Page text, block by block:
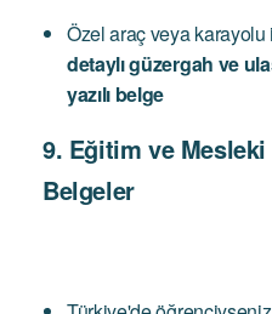
Özel araç veya
detaylı güzergah ve
yazılı belge
9. Eğitim ve
Belgeler